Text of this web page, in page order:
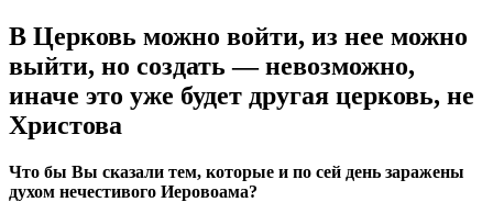
В Церковь можно войти, из нее можно
выйти, но создать — невозможно,
иначе это уже будет другая церковь, не
Христова
Что бы Вы сказали тем, которые и по сей день заражены
духом нечестивого Иеровоама?